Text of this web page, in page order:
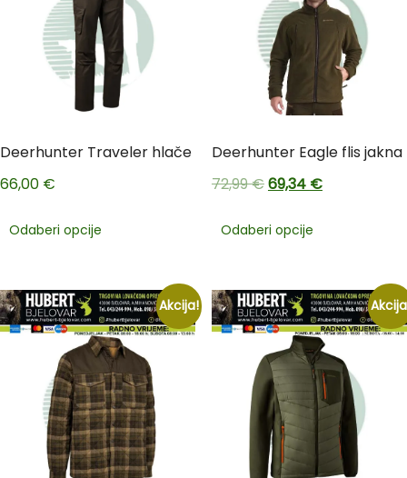
Deerhunter Traveler hlače
66,00 €
Odaberi opcije
Deerhunter Eagle flis jakna
72,99€69,34 €
Odaberi opcije
Akcija!